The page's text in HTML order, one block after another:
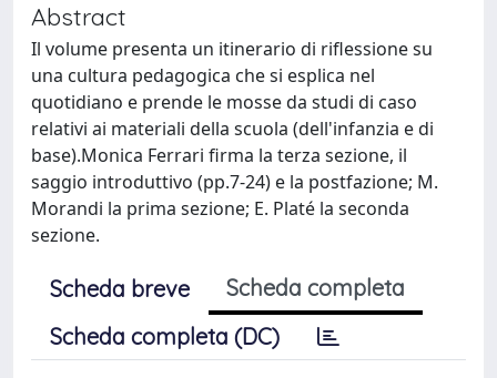
Abstract
Il volume presenta un itinerario di riflessione su
una cultura pedagogica che si esplica nel
quotidiano e prende le mosse da studi di caso
relativi ai materiali della scuola (dell'infanzia e di
base).Monica Ferrari firma la terza sezione, il
saggio introduttivo (pp.7-24) e la postfazione; M.
Morandi la prima sezione; E. Platé la seconda
sezione.
Scheda breve
Scheda completa
Scheda completa (DC)